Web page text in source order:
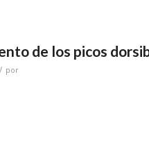
de los picos
/ por